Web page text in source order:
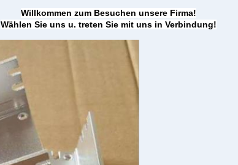
Willkommen zum Besuchen unsere Firma!
Wählen Sie uns u. treten Sie mit uns in Verbindung!